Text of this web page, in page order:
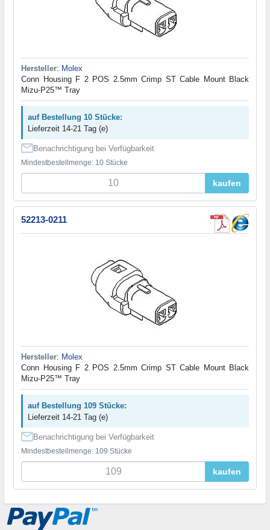
Hersteller: Molex
Conn Housing F 2 POS 2.5mm Crimp ST Cable Mount Black
Mizu-P25™ Tray
auf Bestellung 10 Stücke:
Lieferzeit 14-21 Tag (e)
Benachrichtigung bei Verfügbarkeit
Mindestbestellmenge: 10 Stücke
kaufen
52213-0211
Hersteller: Molex
Conn Housing F 2 POS 2.5mm Crimp ST Cable Mount Black
Mizu-P25™ Tray
auf Bestellung 109 Stücke:
Lieferzeit 14-21 Tag (e)
Benachrichtigung bei Verfügbarkeit
Mindestbestellmenge: 109 Stücke
kaufen